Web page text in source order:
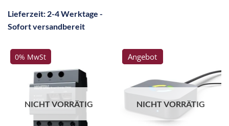
Lieferzeit: 2-4 Werktage -
Sofort versandbereit
0% MwSt
NICHT VORRÄTIG
0% MwSt
Angebot
NICHT VORRÄTIG